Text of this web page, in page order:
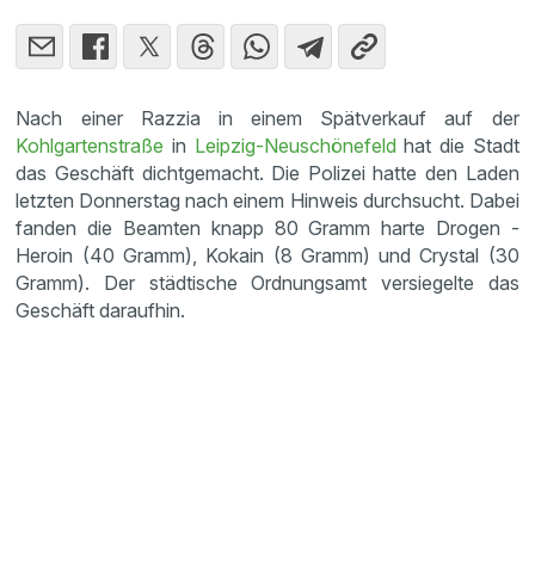
Nach einer Razzia in einem Spätverkauf auf der
Kohlgartenstraße in Leipzig-Neuschönefeld hat die Stadt
das Geschäft dichtgemacht. Die Polizei hatte den Laden
letzten Donnerstag nach einem Hinweis durchsucht. Dabei
fanden die Beamten knapp 80 Gramm harte Drogen -
Heroin (40 Gramm), Kokain (8 Gramm) und Crystal (30
Gramm). Der städtische Ordnungsamt versiegelte das
Geschäft daraufhin.